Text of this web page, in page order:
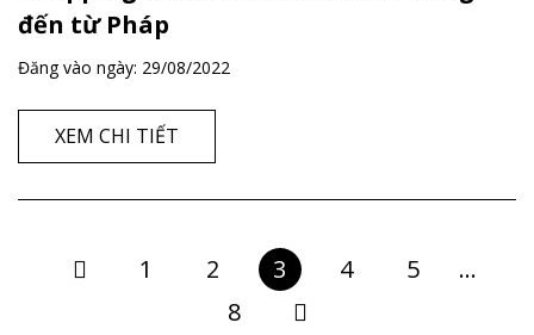
đến từ Pháp
Đăng vào ngày: 29/08/2022
XEM CHI TIẾT
1 2 3 4 5
…
8